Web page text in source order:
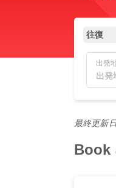
往復
出発
最終更新
Book